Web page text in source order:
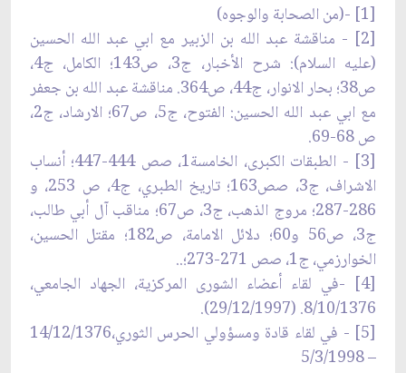
[1] -(من الصحابة والوجوه)
[2] - مناقشة عبد الله بن الزبير مع ابي عبد الله الحسين
(عليه السلام): شرح الأخبار، ج3، ص143؛ الكامل، ج4،
ص38؛ بحار الانوار، ج44، ص364. مناقشة عبد الله بن جعفر
مع ابي عبد الله الحسين: الفتوح، ج5، ص67؛ الارشاد، ج2،
ص 68-69.
[3] - الطبقات الكبرى، الخامسة1، صص 444-447؛ أنساب
الاشراف، ج3، صص163؛ تاريخ الطبري، ج4، ص 253، و
286-287؛ مروج الذهب، ج3، ص67؛ مناقب آل أبي طالب،
ج3، ص56 و60؛ دلائل الامامة، ص182؛ مقتل الحسين،
الخوارزمي، ج1، صص 271-273؛..
[4] -في لقاء أعضاء الشورى المركزية، الجهاد الجامعي،
8/10/1376. (29/12/1997).
[5] - في لقاء قادة ومسؤولي الحرس الثوري،14/12/1376
– 5/3/1998